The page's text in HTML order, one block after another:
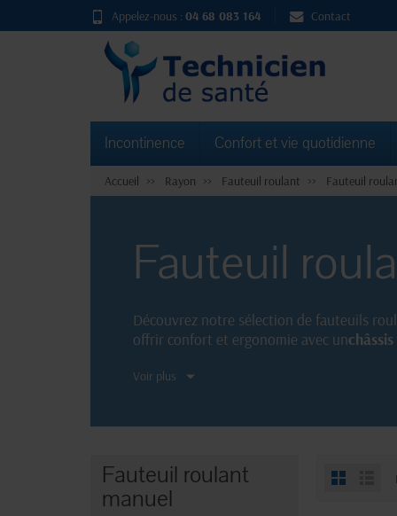
Appelez-nous : 04 68 083 164 Contact
Incontinence Confort et vie quotidienne
Accueil Rayon Fauteuil roulant Fauteuil
Fauteuil
Découvrez notre sélection de fauteuils
offrir confort et ergonomie avec un
Voir plus
Fauteuil roulant
manuel